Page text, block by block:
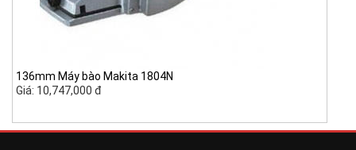
136mm Máy bào Makita 1804N
Giá: 10,747,000 đ